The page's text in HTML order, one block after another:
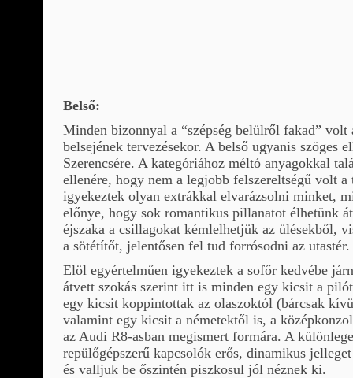
Belső:
Minden bizonnyal a “szépség belülről fakad” volt
belsejének tervezésekor. A belső ugyanis szöges
Szerencsére. A kategóriához méltó anyagokkal
ellenére, hogy nem a legjobb felszereltségű volt a
igyekeztek olyan extrákkal elvarázsolni minket,
előnye, hogy sok romantikus pillanatot élhetünk
éjszaka a csillagokat kémlelhetjük az ülésekből,
a sötétítőt, jelentősen fel tud forrósodni az utastér.
Elöl egyértelműen igyekeztek a sofőr kedvébe
átvett szokás szerint itt is minden egy kicsit a
egy kicsit koppintottak az olaszoktól (bárcsak
valamint egy kicsit a németektől is, a
az Audi R8-asban megismert formára. A
repülőgépszerű kapcsolók erős, dinamikus
és valljuk be őszintén piszkosul jól néznek ki.